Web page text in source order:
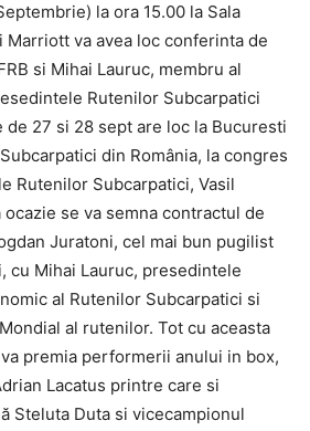
la ora 15.00 la Sala
Marriott va avea loc conferinta de
si Mihai Lauruc, membru al
Rutenilor Subcarpatici
de 27 si 28 sept are loc la Bucuresti
din România, la congres
Rutenilor Subcarpatici, Vasil
ocazie se va semna contractul de
Juratoni, cel mai bun pugilist
cu Mihai Lauruc, presedintele
al Rutenilor Subcarpatici si
al rutenilor. Tot cu aceasta
premia performerii anului in box,
Lacatus printre care si
Steluta Duta si vicecampionul